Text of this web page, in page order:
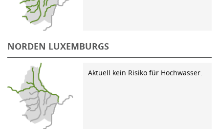
NORDEN LUXEMBURGS
Aktuell kein Risiko für Hochwasser.